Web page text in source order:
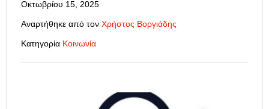
Οκτωβρίου 15, 2025
Αναρτήθηκε από τον Χρήστος Βοργιάδης
Κατηγορία Κοινωνία